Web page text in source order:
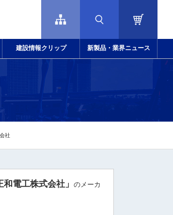
建設情報クリップ 新製品・業界ニュース
社
電工株式会社」
のメーカ